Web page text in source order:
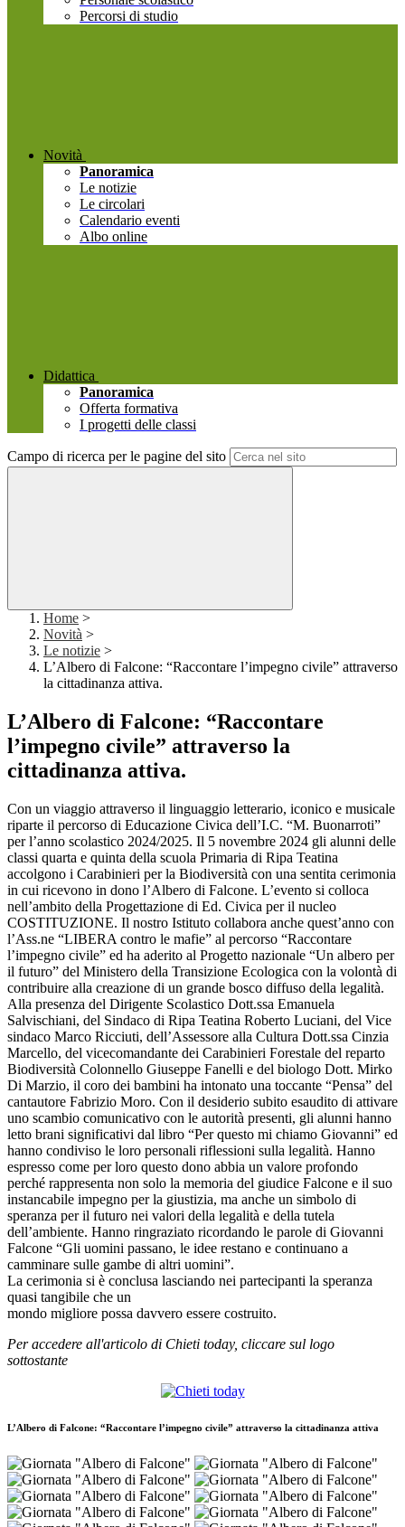
Percorsi di studio
Novità
Panoramica
Le notizie
Le circolari
Calendario eventi
Albo online
Didattica
Panoramica
Offerta formativa
I progetti delle classi
Campo di ricerca per le pagine del sito
Home >
Novità >
Le notizie >
L’Albero di Falcone: “Raccontare l’impegno civile” attraverso
la cittadinanza attiva.
L’Albero di Falcone: “Raccontare
l’impegno civile” attraverso la
cittadinanza attiva.
Con un viaggio attraverso il linguaggio letterario, iconico e musicale
riparte il percorso di Educazione Civica dell’I.C. “M. Buonarroti”
per l’anno scolastico 2024/2025. Il 5 novembre 2024 gli alunni delle
classi quarta e quinta della scuola Primaria di Ripa Teatina
accolgono i Carabinieri per la Biodiversità con una sentita cerimonia
in cui ricevono in dono l’Albero di Falcone. L’evento si colloca
nell’ambito della Progettazione di Ed. Civica per il nucleo
COSTITUZIONE. Il nostro Istituto collabora anche quest’anno con
l’Ass.ne “LIBERA contro le mafie” al percorso “Raccontare
l’impegno civile” ed ha aderito al Progetto nazionale “Un albero per
il futuro” del Ministero della Transizione Ecologica con la volontà di
contribuire alla creazione di un grande bosco diffuso della legalità.
Alla presenza del Dirigente Scolastico Dott.ssa Emanuela
Salvischiani, del Sindaco di Ripa Teatina Roberto Luciani, del Vice
sindaco Marco Ricciuti, dell’Assessore alla Cultura Dott.ssa Cinzia
Marcello, del vicecomandante dei Carabinieri Forestale del reparto
Biodiversità Colonnello Giuseppe Fanelli e del biologo Dott. Mirko
Di Marzio, il coro dei bambini ha intonato una toccante “Pensa” del
cantautore Fabrizio Moro. Con il desiderio subito esaudito di attivare
uno scambio comunicativo con le autorità presenti, gli alunni hanno
letto brani significativi dal libro “Per questo mi chiamo Giovanni” ed
hanno condiviso le loro personali riflessioni sulla legalità. Hanno
espresso come per loro questo dono abbia un valore profondo
perché rappresenta non solo la memoria del giudice Falcone e il suo
instancabile impegno per la giustizia, ma anche un simbolo di
speranza per il futuro nei valori della legalità e della tutela
dell’ambiente. Hanno ringraziato ricordando le parole di Giovanni
Falcone “Gli uomini passano, le idee restano e continuano a
camminare sulle gambe di altri uomini”.
La cerimonia si è conclusa lasciando nei partecipanti la speranza
quasi tangibile che un
mondo migliore possa davvero essere costruito.
Per accedere all'articolo di Chieti today, cliccare sul logo
sottostante
L’Albero di Falcone: “Raccontare l’impegno civile” attraverso la cittadinanza attiva